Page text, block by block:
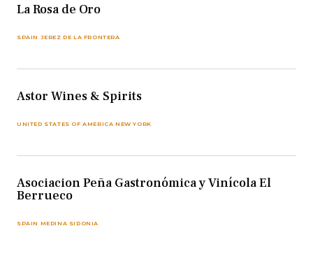
La Rosa de Oro
SPAIN JEREZ DE LA FRONTERA
Astor Wines & Spirits
UNITED STATES OF AMERICA NEW YORK
Asociacion Peña Gastronómica y Vinícola El
Berrueco
SPAIN MEDINA SIDONIA